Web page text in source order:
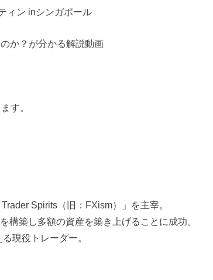
ィン inシンガポール
か？が分かる解説動画
す。
Spirits（旧：FXism）」を主宰。
構築し多額の資産を築き上げることに成功。
現役トレーダー。